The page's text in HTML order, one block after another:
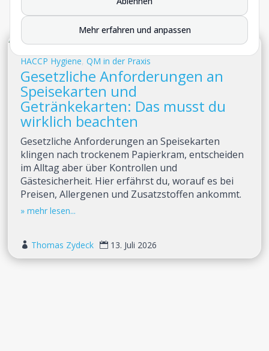
HACCP Hygiene,QM in der Praxis
Gesetzliche Anforderungen an
Speisekarten und
Getränkekarten: Das musst du
wirklich beachten
Gesetzliche Anforderungen an Speisekarten
klingen nach trockenem Papierkram, entscheiden
im Alltag aber über Kontrollen und
Gästesicherheit. Hier erfährst du, worauf es bei
Preisen, Allergenen und Zusatzstoffen ankommt.
 Thomas Zydeck  13. Juli 2026
Mehr erfahren und anpassen